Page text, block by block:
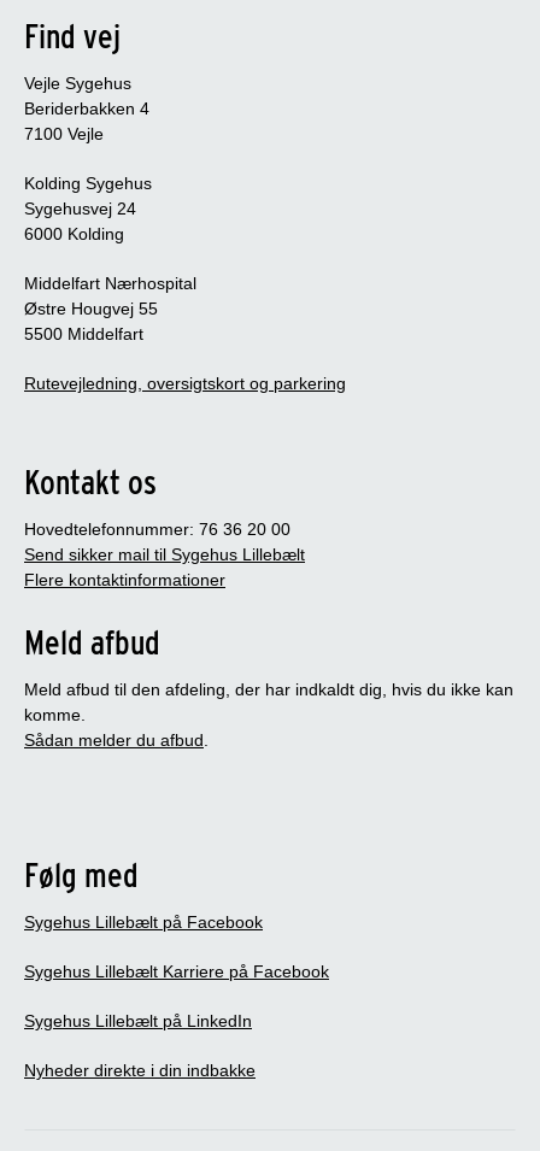
Find vej
Vejle Sygehus
Beriderbakken 4
7100 Vejle
Kolding Sygehus
Sygehusvej 24
6000 Kolding
Middelfart Nærhospital
Østre Hougvej 55
5500 Middelfart
Rutevejledning, oversigtskort og parkering
Kontakt os
Hovedtelefonnummer: 76 36 20 00
Send sikker mail til Sygehus Lillebælt
Flere kontaktinformationer
Meld afbud
Meld afbud til den afdeling, der har indkaldt dig, hvis du ikke kan
komme.
Sådan melder du afbud.
Følg med
Sygehus Lillebælt på Facebook
Sygehus Lillebælt Karriere på Facebook
Sygehus Lillebælt på LinkedIn
Nyheder direkte i din indbakke